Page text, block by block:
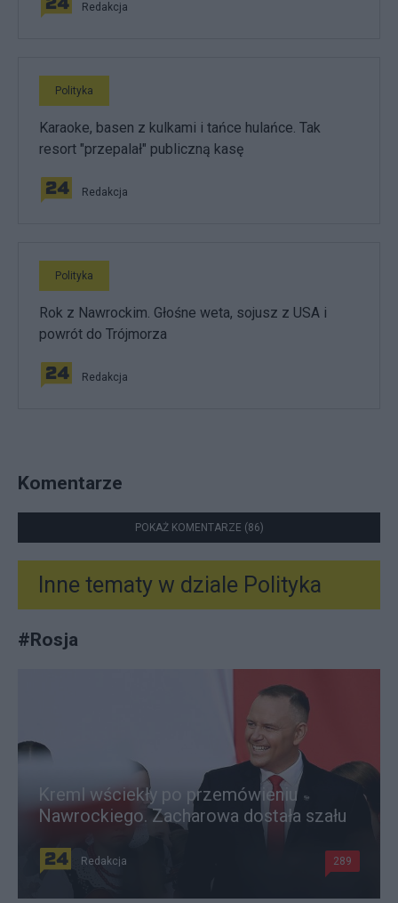
Redakcja
Polityka
Karaoke, basen z kulkami i tańce hulańce. Tak
resort "przepalał" publiczną kasę
Redakcja
Polityka
Rok z Nawrockim. Głośne weta, sojusz z USA i
powrót do Trójmorza
Redakcja
Komentarze
POKAŻ KOMENTARZE (86)
Inne tematy w dziale Polityka
#Rosja
Kreml wściekły po przemówieniu
Nawrockiego. Zacharowa dostała szału
Redakcja 289